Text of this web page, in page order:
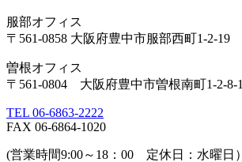
服部オフィス
〒561-0858 大阪府豊中市服部西町1-2-19
曽根オフィス
〒561-0804 大阪府豊中市曽根南町1-2-8-1
TEL 06-6863-2222
FAX 06-6864-1020
(営業時間9:00～18：00 定休日：水曜日）